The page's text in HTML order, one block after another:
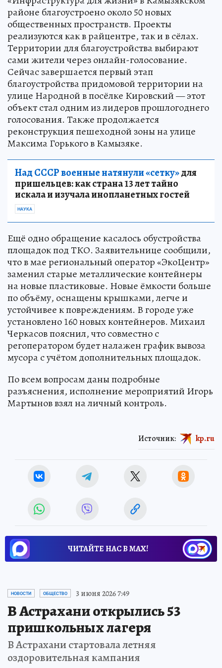
районе благоустроено около 50 новых
общественных пространств. Проекты
реализуются как в райцентре, так и в сёлах.
Территории для благоустройства выбирают
сами жители через онлайн-голосование.
Сейчас завершается первый этап
благоустройства придомовой территории на
улице Народной в посёлке Кировский — этот
объект стал одним из лидеров прошлогоднего
голосования. Также продолжается
реконструкция пешеходной зоны на улице
Максима Горького в Камызяке.
Над СССР военные натянули «сетку»для
пришельцев: как страна 13 лет тайно
искала и изучала инопланетных гостей
НАУКА
Ещё одно обращение касалось обустройства
площадок под ТКО. Заявительнице сообщили,
что в мае региональный оператор «ЭкоЦентр»
заменил старые металлические контейнеры
на новые пластиковые. Новые ёмкости больше
по объёму, оснащены крышками, легче и
устойчивее к повреждениям. В городе уже
установлено 160 новых контейнеров. Михаил
Черкасов пояснил, что совместно с
регоператором будет налажен график вывоза
мусора с учётом дополнительных площадок.
По всем вопросам даны подробные
разъяснения, исполнение мероприятий Игорь
Мартынов взял на личный контроль.
Источник: kp.ru
ЧИТАЙТЕ НАС В МАХ!
НОВОСТИ ОБЩЕСТВО 3 июня 2026 7:49
В Астрахани открылись 53
пришкольных лагеря
В Астрахани стартовала летняя
оздоровительная кампания